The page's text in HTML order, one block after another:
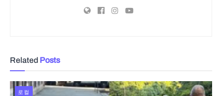
Related Posts
로컬